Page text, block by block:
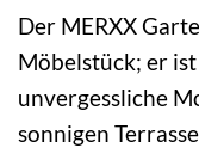
Der MERXX
Möbelstück; er
unvergessliche
sonnigen